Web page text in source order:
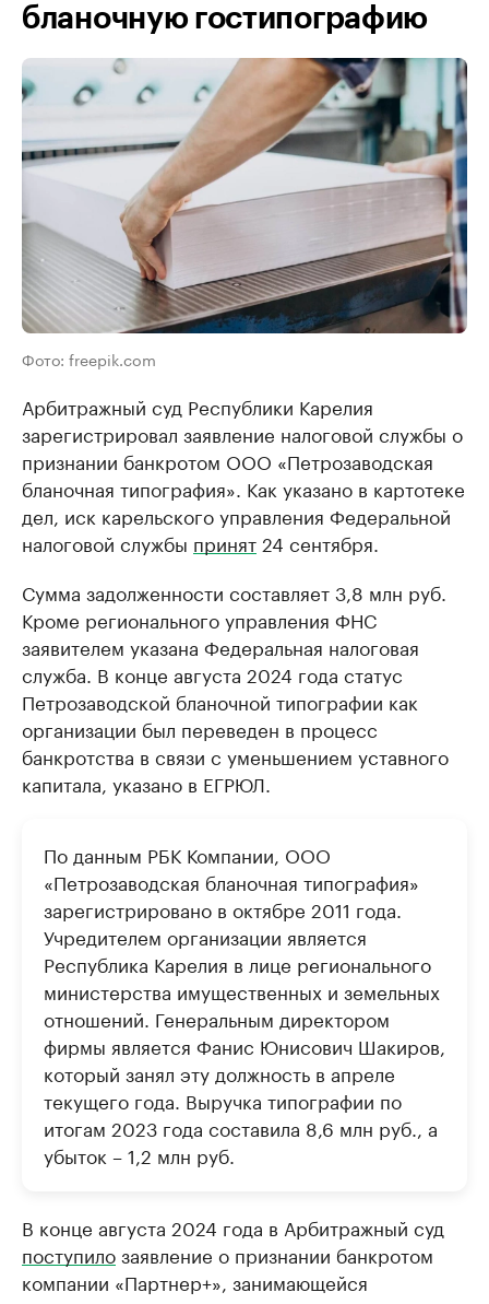
бланочную гостипографию
Фото: freepik.com
Арбитражный суд Республики Карелия
зарегистрировал заявление налоговой службы о
признании банкротом ООО «Петрозаводская
бланочная типография». Как указано в картотеке
дел, иск карельского управления Федеральной
налоговой службы принят 24 сентября.
Сумма задолженности составляет 3,8 млн руб.
Кроме регионального управления ФНС
заявителем указана Федеральная налоговая
служба. В конце августа 2024 года статус
Петрозаводской бланочной типографии как
организации был переведен в процесс
банкротства в связи с уменьшением уставного
капитала, указано в ЕГРЮЛ.
По данным РБК Компании, ООО
«Петрозаводская бланочная типография»
зарегистрировано в октябре 2011 года.
Учредителем организации является
Республика Карелия в лице регионального
министерства имущественных и земельных
отношений. Генеральным директором
фирмы является Фанис Юнисович Шакиров,
который занял эту должность в апреле
текущего года. Выручка типографии по
итогам 2023 года составила 8,6 млн руб., а
убыток – 1,2 млн руб.
В конце августа 2024 года в Арбитражный суд
поступилозаявление о признании банкротом
компании «Партнер+», занимающейся